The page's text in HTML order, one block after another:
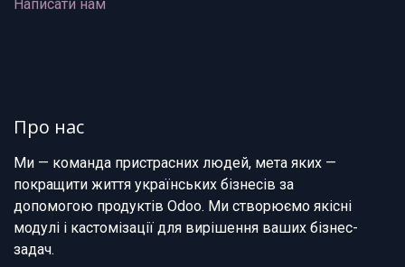
Написати нам
Про нас
Ми — команда пристрасних людей, мета яких —
покращити життя українських бізнесів за
допомогою продуктів Odoo. Ми створюємо якісні
модулі і кастомізації для вирішення ваших бізнес-
задач.